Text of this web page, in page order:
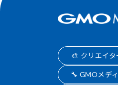
🎨 クリエイ
🔧 GMOメデ